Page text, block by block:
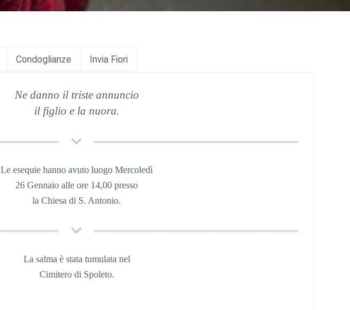
Condoglianze Invia Fiori
Ne danno il triste annuncio
il figlio e la nuora.
Le esequie hanno avuto luogo Mercoledì
26 Gennaio alle ore 14,00 presso
la Chiesa di S. Antonio.
La salma è stata tumulata nel
Cimitero di Spoleto.